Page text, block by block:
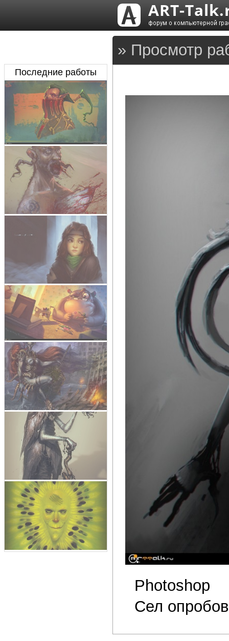
» Просмотр
Photoshop
Сел
Последние работы